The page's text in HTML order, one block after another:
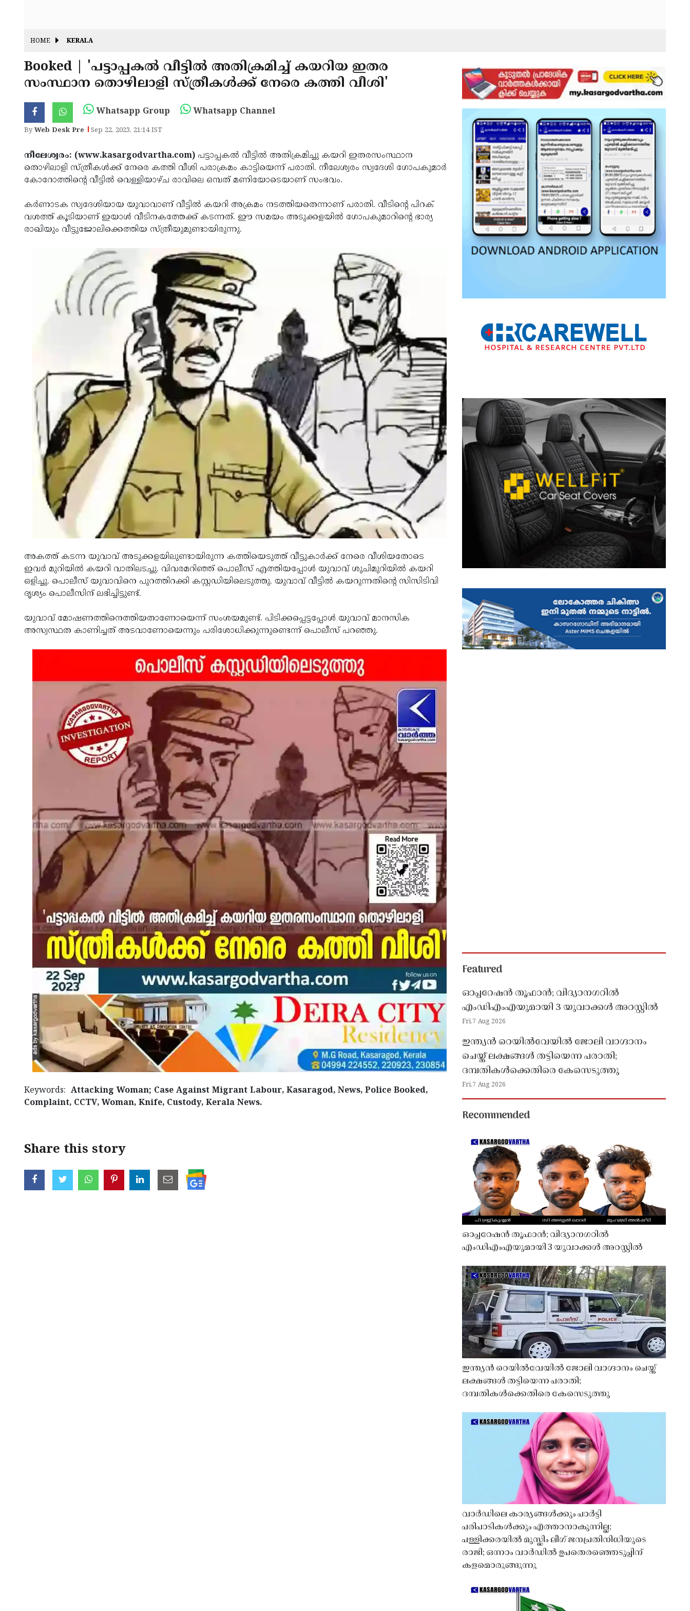
HOME KERALA
Booked | 'പട്ടാപ്പകല്‍ വീട്ടില്‍ അതിക്രമിച്ച് കയറിയ ഇതര
സംസ്ഥാന തൊഴിലാളി സ്ത്രീകള്‍ക്ക് നേരെ കത്തി വീശി'
Whatsapp Group Whatsapp Channel
ByWeb Desk Pre Sep 22, 2023, 21:14 IST
നീലേശ്വരം: (www.kasargodvartha.com) പട്ടാപ്പകല്‍ വീട്ടില്‍ അതിക്രമിച്ചു കയറി ഇതരസംസ്ഥാന
തൊഴിലാളി സ്ത്രീകള്‍ക്ക് നേരെ കത്തി വീശി പരാക്രമം കാട്ടിയെന്ന് പരാതി. നീലേശ്വരം സ്വദേശി ഗോപകുമാര്‍
കോറോത്തിന്റെ വീട്ടില്‍ വെള്ളിയാഴ്ച രാവിലെ ഒമ്പത് മണിയോടെയാണ് സംഭവം.
കര്‍ണാടക സ്വദേശിയായ യുവാവാണ് വീട്ടില്‍ കയറി അക്രമം നടത്തിയതെന്നാണ് പരാതി. വീടിന്റെ പിറക്
വശത്ത് കൂടിയാണ് ഇയാള്‍ വീടിനകത്തേക്ക് കടന്നത്. ഈ സമയം അടുക്കളയില്‍ ഗോപകുമാറിന്റെ ഭാര്യ
രാഖിയും വീട്ടുജോലിക്കെത്തിയ സ്ത്രീയുമുണ്ടായിരുന്നു.
അകത്ത് കടന്ന യുവാവ് അടുക്കളയിലുണ്ടായിരുന്ന കത്തിയെടുത്ത് വീട്ടുകാര്‍ക്ക് നേരെ വീശിയതോടെ
ഇവര്‍ മുറിയില്‍ കയറി വാതിലടച്ചു. വിവരമറിഞ്ഞ് പൊലീസ് എത്തിയപ്പോള്‍ യുവാവ് ശുചിമുറിയില്‍ കയറി
ഒളിച്ചു. പൊലീസ് യുവാവിനെ പുറത്തിറക്കി കസ്റ്റഡിയിലെടുത്തു. യുവാവ് വീട്ടില്‍ കയറുന്നതിന്റെ സിസിടിവി
ദൃശ്യം പൊലീസിന് ലഭിച്ചിട്ടുണ്ട്.
യുവാവ് മോഷണത്തിനെത്തിയതാണോയെന്ന് സംശയമുണ്ട്. പിടിക്കപ്പെട്ടപ്പോള്‍ യുവാവ് മാനസിക
അസ്വസ്ഥത കാണിച്ചത് അടവാണോയെന്നും പരിശോധിക്കുന്നുണ്ടെന്ന് പൊലീസ് പറഞ്ഞു.
Keywords: Attacking Woman; Case Against Migrant Labour, Kasaragod, News, Police Booked,
Complaint, CCTV, Woman, Knife, Custody, Kerala News.
Share this story
Featured
ഓപ്പറേഷൻ തൂഫാൻ; വിദ്യാനഗറിൽ
എംഡിഎംഎയുമായി 3 യുവാക്കൾ അറസ്റ്റിൽ
Fri,7 Aug 2026
ഇന്ത്യൻ റെയിൽവേയിൽ ജോലി വാഗ്ദാനം
ചെയ്ത് ലക്ഷങ്ങൾ തട്ടിയെന്ന പരാതി;
ദമ്പതികൾക്കെതിരെ കേസെടുത്തു
Fri,7 Aug 2026
Recommended
ഓപ്പറേഷൻ തൂഫാൻ; വിദ്യാനഗറിൽ
എംഡിഎംഎയുമായി 3 യുവാക്കൾ അറസ്റ്റിൽ
ഇന്ത്യൻ റെയിൽവേയിൽ ജോലി വാഗ്ദാനം ചെയ്ത്
ലക്ഷങ്ങൾ തട്ടിയെന്ന പരാതി;
ദമ്പതികൾക്കെതിരെ കേസെടുത്തു
വാർഡിലെ കാര്യങ്ങൾക്കും പാർട്ടി
പരിപാടികൾക്കും എത്താനാകുന്നില്ല;
പള്ളിക്കരയിൽ മുസ്ലിം ലീഗ് ജനപ്രതിനിധിയുടെ
രാജി; ഒന്നാം വാർഡിൽ ഉപതെരഞ്ഞെടുപ്പിന്
കളമൊരുങ്ങുന്നു